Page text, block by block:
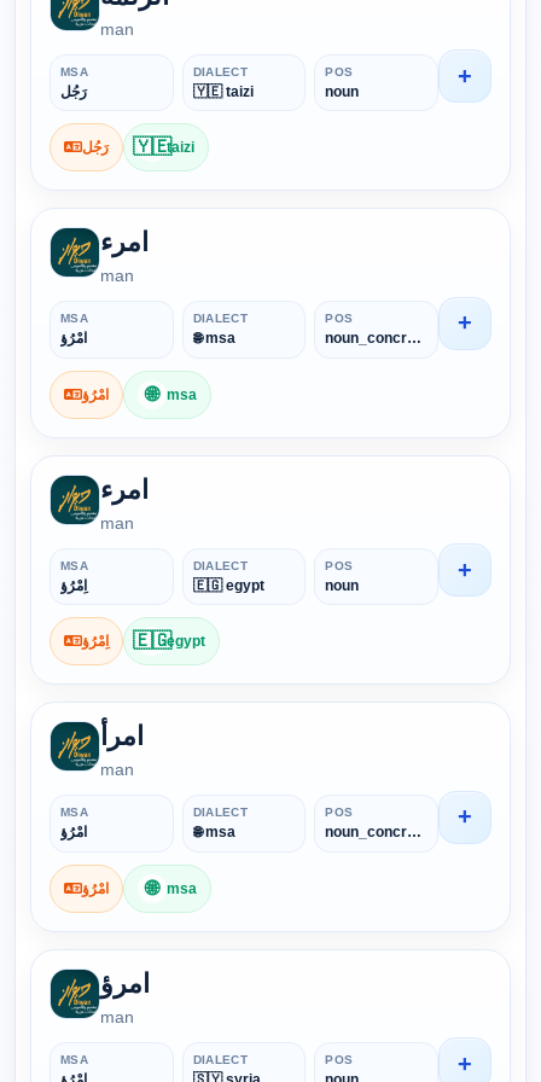
man
MSA
رَجُل
DIALECT
🇾🇪 taizi
POS
noun
رَجُل 🇾🇪taizi
+
امرء
man
MSA
امْرُؤ
DIALECT
🌐 msa
POS
noun_concrete
امْرُؤ 🌐 msa
+
امرء
man
MSA
اِمْرُؤ
DIALECT
🇪🇬 egypt
POS
noun
اِمْرُؤ 🇪🇬egypt
+
امرأ
man
MSA
امْرُؤ
DIALECT
🌐 msa
POS
noun_concrete
امْرُؤ 🌐 msa
+
امرؤ
man
MSA DIALECT POS +